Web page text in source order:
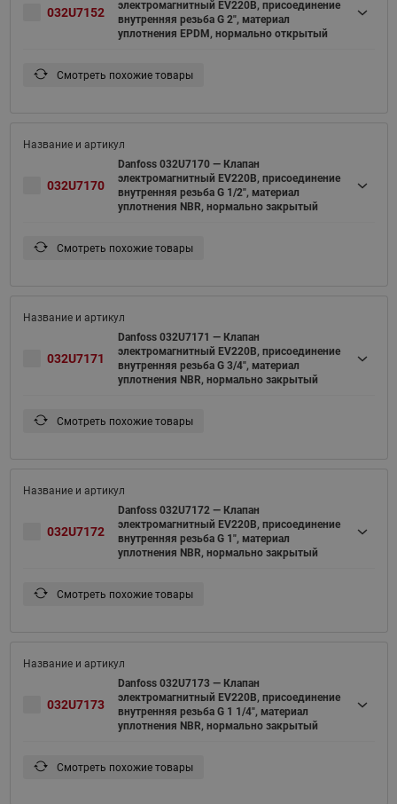
032U7152
электромагнитный EV220B, присоединение
внутренняя резьба G 2", материал
уплотнения EPDM, нормально открытый
Смотреть похожие товары
032U7170
Danfoss 032U7170 — Клапан
электромагнитный EV220B, присоединение
внутренняя резьба G 1/2", материал
уплотнения NBR, нормально закрытый
Смотреть похожие товары
032U7171
Danfoss 032U7171 — Клапан
электромагнитный EV220B, присоединение
внутренняя резьба G 3/4", материал
уплотнения NBR, нормально закрытый
Смотреть похожие товары
032U7172
Danfoss 032U7172 — Клапан
электромагнитный EV220B, присоединение
внутренняя резьба G 1", материал
уплотнения NBR, нормально закрытый
Смотреть похожие товары
032U7173
Danfoss 032U7173 — Клапан
электромагнитный EV220B, присоединение
внутренняя резьба G 1 1/4", материал
уплотнения NBR, нормально закрытый
Смотреть похожие товары